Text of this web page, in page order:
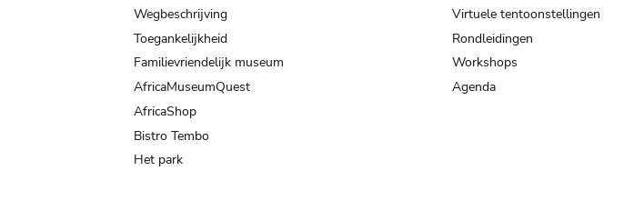
Wegbeschrijving
Toegankelijkheid
Familievriendelijk museum
AfricaMuseumQuest
AfricaShop
Bistro Tembo
Het park
Virtuele tentoonstellingen
Rondleidingen
Workshops
Agenda